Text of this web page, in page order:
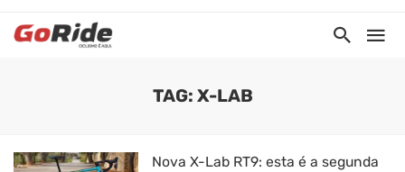
TAG: X-LAB
Nova X-Lab RT9: esta é a segunda